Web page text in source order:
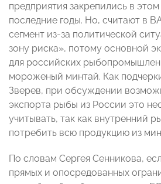
предприятия закрепились в этом
последние годы. Но, считают в
сегмент из-за политической
зону риска», потому основной
для российских
мороженый минтай. Как
Зверев, при обсуждении
экспорта рыбы из России это
учитывать, так как внутренний
потребить всю продукцию из
По словам Сергея Сенникова,
прямых и опосредованных